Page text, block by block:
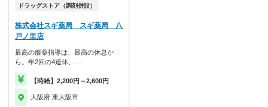
ドラッグストア（調剤併設）
株式会社スギ薬局 スギ薬局 八
戸ノ里店
最高の服薬指導は、最高の休息か
ら。年2回の4連休、…
【時給】2,200円～2,600円
大阪府 東大阪市